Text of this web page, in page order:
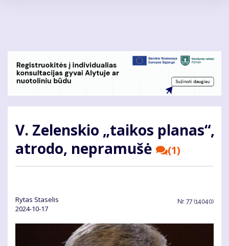
V. Zelenskio „taikos planas“,
atrodo, nepramušė
(1)
Ry­tas Sta­se­lis
2024-10-17
Nr. 77 (14040)